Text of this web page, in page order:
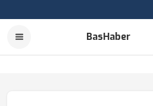
BasHaber